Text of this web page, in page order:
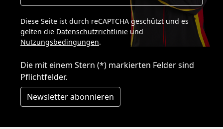
Diese Seite ist durch reCAPTCHA geschützt und es
gelten die Datenschutzrichtlinie und
Nutzungsbedingungen.
Die mit einem Stern (*) markierten Felder sind
Pflichtfelder.
Newsletter abonnieren